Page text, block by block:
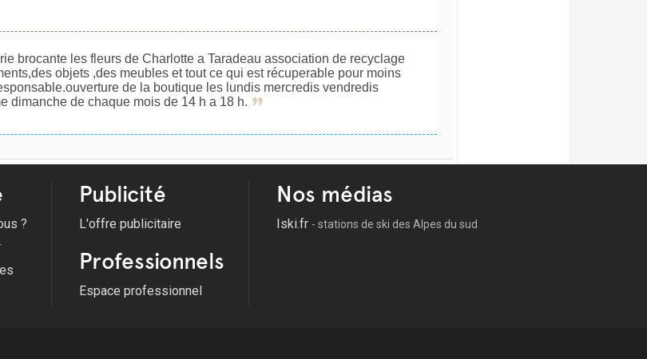
brocante les fleurs de Charlotte a Taradeau association de recyclage
objets ,des meubles et tout ce qui est récuperable pour moins
de la boutique les lundis mercredis vendredis
dimanche de chaque mois de 14 h a 18 h.
?
Publicité
L'offre publicitaire
Professionnels
Espace professionnel
Nos médias
Iski.fr - stations de ski des Alpes du sud